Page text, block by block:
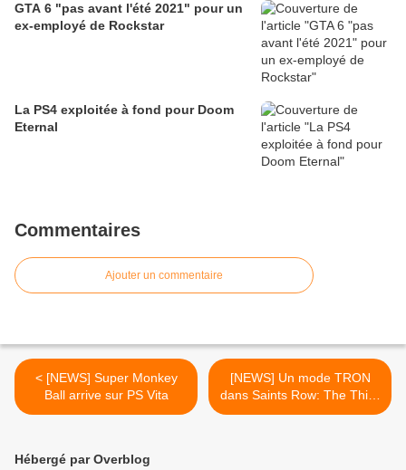
GTA 6 "pas avant l'été 2021" pour un
ex-employé de Rockstar
La PS4 exploitée à fond pour Doom
Eternal
Commentaires
Ajouter un commentaire
< [NEWS] Super Monkey
Ball arrive sur PS Vita
[NEWS] Un mode TRON
dans Saints Row: The Third
>
Hébergé par Overblog